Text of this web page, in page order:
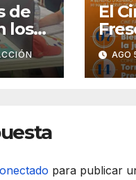
de
los
El
en
AGO
para publicar